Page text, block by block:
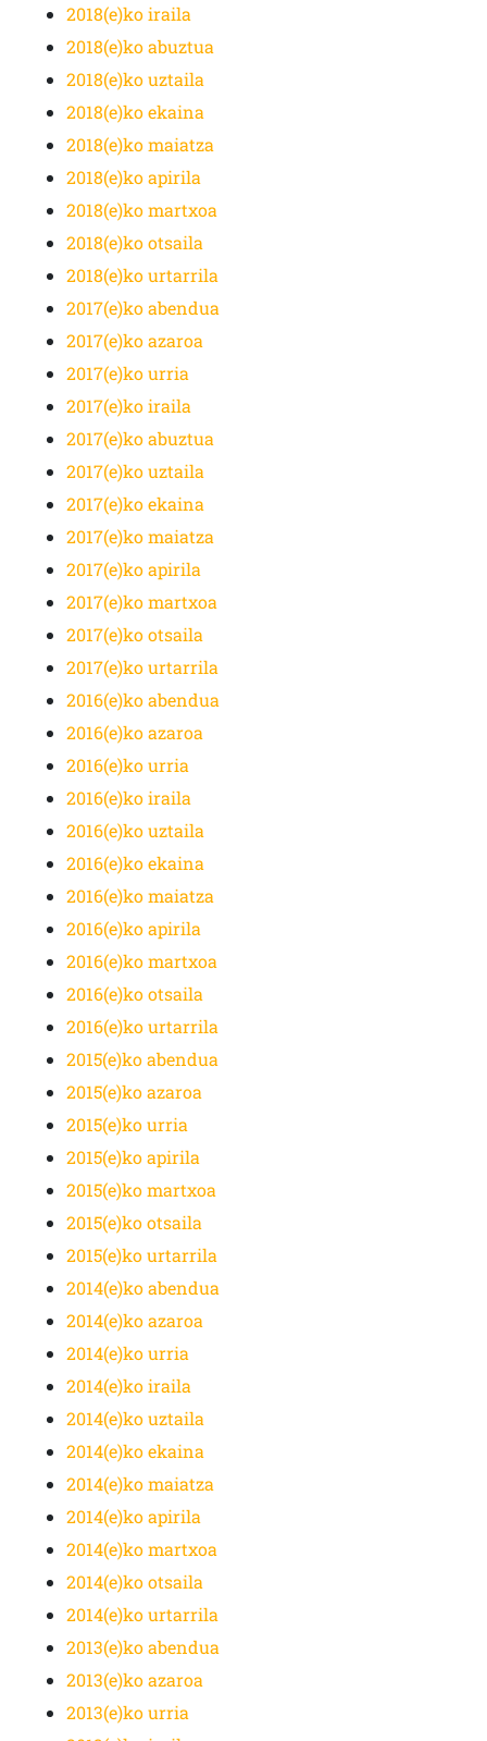
2018(e)ko iraila
2018(e)ko abuztua
2018(e)ko uztaila
2018(e)ko ekaina
2018(e)ko maiatza
2018(e)ko apirila
2018(e)ko martxoa
2018(e)ko otsaila
2018(e)ko urtarrila
2017(e)ko abendua
2017(e)ko azaroa
2017(e)ko urria
2017(e)ko iraila
2017(e)ko abuztua
2017(e)ko uztaila
2017(e)ko ekaina
2017(e)ko maiatza
2017(e)ko apirila
2017(e)ko martxoa
2017(e)ko otsaila
2017(e)ko urtarrila
2016(e)ko abendua
2016(e)ko azaroa
2016(e)ko urria
2016(e)ko iraila
2016(e)ko uztaila
2016(e)ko ekaina
2016(e)ko maiatza
2016(e)ko apirila
2016(e)ko martxoa
2016(e)ko otsaila
2016(e)ko urtarrila
2015(e)ko abendua
2015(e)ko azaroa
2015(e)ko urria
2015(e)ko apirila
2015(e)ko martxoa
2015(e)ko otsaila
2015(e)ko urtarrila
2014(e)ko abendua
2014(e)ko azaroa
2014(e)ko urria
2014(e)ko iraila
2014(e)ko uztaila
2014(e)ko ekaina
2014(e)ko maiatza
2014(e)ko apirila
2014(e)ko martxoa
2014(e)ko otsaila
2014(e)ko urtarrila
2013(e)ko abendua
2013(e)ko azaroa
2013(e)ko urria